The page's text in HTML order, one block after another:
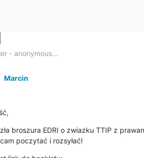
- anonymous...
Marcin
broszura EDRI o zwiazku TTIP z
poczytać i rozsyłać!